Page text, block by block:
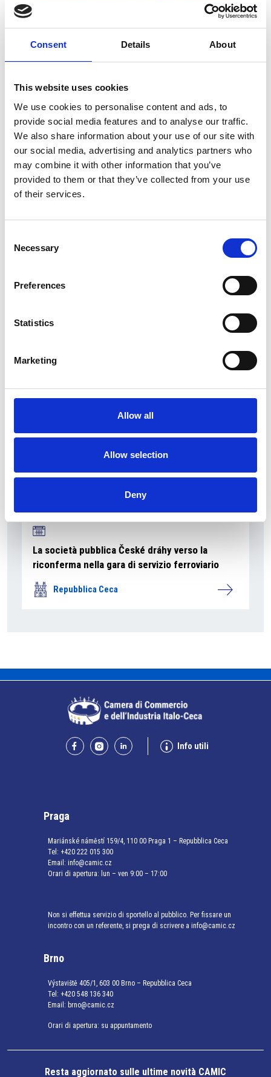
Consent Details About
This website uses cookies
We use cookies to personalise content and ads, to
provide social media features and to analyse our traffic.
We also share information about your use of our site with
our social media, advertising and analytics partners who
may combine it with other information that you’ve
provided to them or that they’ve collected from your use
of their services.
Selection
Necessary
Preferences
Statistics
Marketing
Allow all
Allow selection
Deny
Nel primo semestre è aumentata fortemente la
costruzione di nuove abitazioni
Repubblica Ceca
Repubblica Ceca
La società pubblica České dráhy verso la
riconferma nella gara di servizio ferroviario
Repubblica Ceca
Info utili
Praga
Mariánské náměstí 159/4, 110 00 Praga 1 – Repubblica Ceca
Tel: +420 222 015 300
Email: info@camic.cz
Orari di apertura: lun – ven 9:00 – 17:00
Non si effettua servizio di sportello al pubblico. Per fissare un
incontro con un referente, si prega di scrivere a info@camic.cz
Brno
Výstaviště 405/1, 603 00 Brno – Repubblica Ceca
Tel: +420 548 136 340
Email: brno@camic.cz
Orari di apertura: su appuntamento
Resta aggiornato sulle ultime novità CAMIC